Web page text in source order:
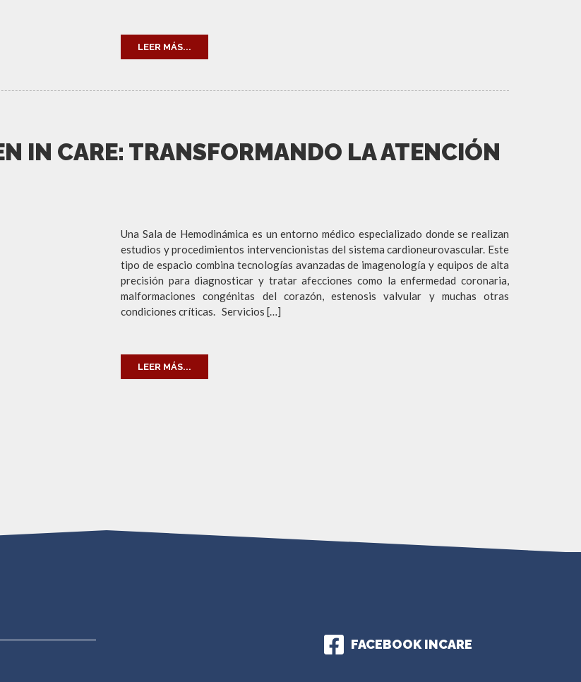
LEER MÁS...
IN CARE: TRANSFORMANDO LA ATENCIÓN
Una Sala de Hemodinámica es un entorno médico especializado donde se realizan
estudios y procedimientos intervencionistas del sistema cardioneurovascular. Este
tipo de espacio combina tecnologías avanzadas de imagenología y equipos de alta
precisión para diagnosticar y tratar afecciones como la enfermedad coronaria,
malformaciones congénitas del corazón, estenosis valvular y muchas otras
condiciones críticas. Servicios […]
LEER MÁS...
FACEBOOK INCARE